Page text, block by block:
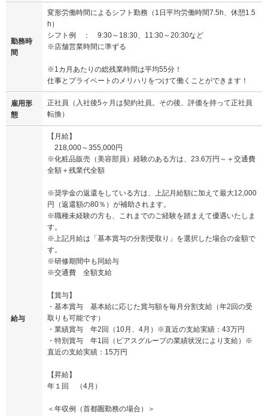
勤務時
間
変形労働時間によるシフト勤務（1日平均労働時間7.5h、休憩1.5
h）
シフト例 ： 9:30～18:30、11:30～20:30など
※店舗営業時間に準ずる
※1カ月あたりの総残業時間は平均55分！
仕事とプライベートのメリハリをつけて働くことができます！
雇用形
態
正社員（入社後5ヶ月は契約社員。その後、評価を持って正社員
転換）
給与
【月給】
218,000～355,000円
※化粧品販売（美容部員）経験のある方は、23.6万円～＋交通費
全額＋残業代全額
※奨学金の返還をしている方は、上記月給額に加えて最大12,000
円（返還額の80％）が補助されます。
※職種未経験の方も、これまでのご経験を踏まえて優遇いたしま
す。
※上記月給は「基本賞与の分割受取り」を選択した場合の金額で
す。
※研修期間中も同給与
※交通費 全額支給
【賞与】
・基本賞与 基本給に応じた賞与額を毎月分割支給（年2回の受
取りも可能です）
・業績賞与 年2回（10月、4月）※直近の支給実績：43万円
・特別賞与 年1回（ピアスグループの業績状況により支給）※
直近の支給実績：15万円
【昇給】
年１回 （4月）
＜年収例（首都圏勤務の場合）＞